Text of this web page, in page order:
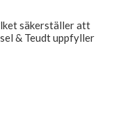
säkerställer att
& Teudt uppfyller